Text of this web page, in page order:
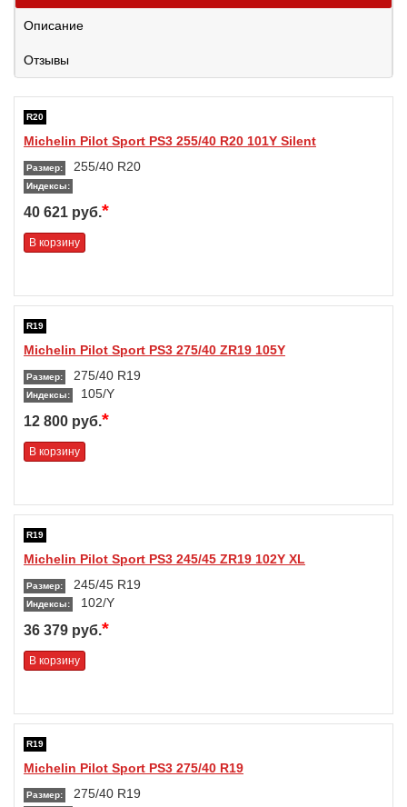
Описание
Отзывы
R20
Michelin Pilot Sport PS3 255/40 R20 101Y Silent
Размер: 255/40 R20
Индексы:
40 621 руб.*
В корзину
R19
Michelin Pilot Sport PS3 275/40 ZR19 105Y
Размер: 275/40 R19
Индексы: 105/Y
12 800 руб.*
В корзину
R19
Michelin Pilot Sport PS3 245/45 ZR19 102Y XL
Размер: 245/45 R19
Индексы: 102/Y
36 379 руб.*
В корзину
R19
Michelin Pilot Sport PS3 275/40 R19
Размер: 275/40 R19